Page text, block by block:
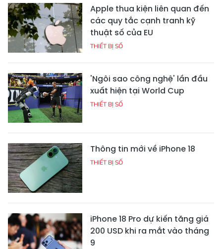
Apple thua kiện liên quan đến
các quy tắc cạnh tranh kỹ
thuật số của EU
THIẾT BỊ SỐ
'Ngôi sao công nghệ' lần đầu
xuất hiện tại World Cup
THIẾT BỊ SỐ
Thông tin mới về iPhone 18
THIẾT BỊ SỐ
iPhone 18 Pro dự kiến tăng giá
200 USD khi ra mắt vào tháng
9